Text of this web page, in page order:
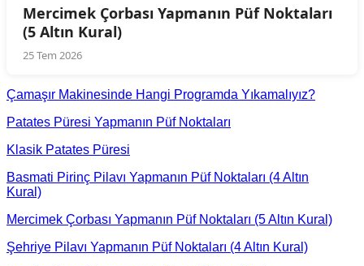
Mercimek Çorbası Yapmanın Püf Noktaları
(5 Altın Kural)
25 Tem 2026
Çamaşır Makinesinde Hangi Programda Yıkamalıyız?
Patates Püresi Yapmanın Püf Noktaları
Klasik Patates Püresi
Basmati Pirinç Pilavı Yapmanın Püf Noktaları (4 Altın
Kural)
Mercimek Çorbası Yapmanın Püf Noktaları (5 Altın Kural)
Şehriye Pilavı Yapmanın Püf Noktaları (4 Altın Kural)